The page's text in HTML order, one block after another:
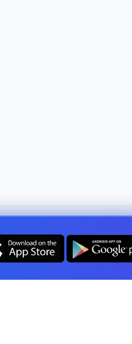
Promijeni državu: